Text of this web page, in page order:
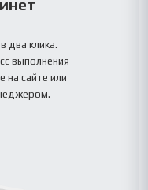
два клика.
выполнения
на сайте или